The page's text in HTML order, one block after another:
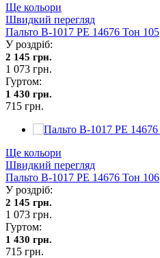
Ще кольори
Швидкий перегляд
Пальто В-1017 PE 14676 Тон 105
У роздріб:
2 145 грн.
1 073 грн.
Гуртом:
1 430 грн.
715 грн.
Ще кольори
Швидкий перегляд
Пальто В-1017 PE 14676 Тон 106
У роздріб:
2 145 грн.
1 073 грн.
Гуртом:
1 430 грн.
715 грн.